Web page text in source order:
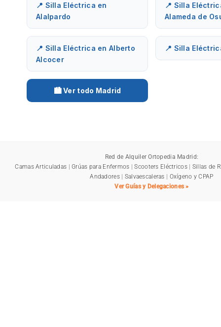
📍 Silla Eléctrica en
Alalpardo
📍 Silla
Alameda de
📍 Silla Eléctrica en Alberto
Alcocer
📍 Silla
🏙️ Ver todo Madrid
Red de Alquiler Ortopedia Madrid:
Camas Articuladas |Grúas para Enfermos |Scooters Eléctricos| Sillas de
Andadores| Salvaescaleras | Oxígeno y CPAP
Ver Guías y Delegaciones »